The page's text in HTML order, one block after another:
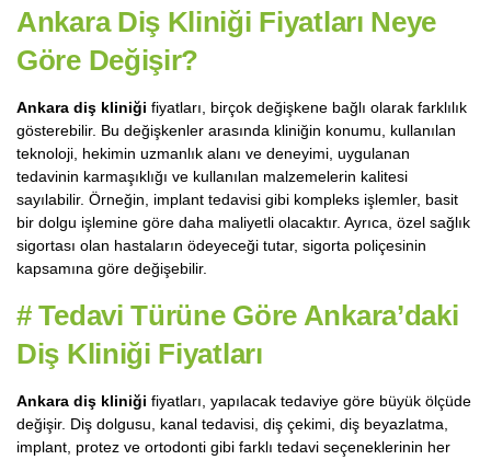
Ankara Diş Kliniği Fiyatları Neye
Göre Değişir?
Ankara diş kliniği fiyatları, birçok değişkene bağlı olarak farklılık
gösterebilir. Bu değişkenler arasında kliniğin konumu, kullanılan
teknoloji, hekimin uzmanlık alanı ve deneyimi, uygulanan
tedavinin karmaşıklığı ve kullanılan malzemelerin kalitesi
sayılabilir. Örneğin, implant tedavisi gibi kompleks işlemler, basit
bir dolgu işlemine göre daha maliyetli olacaktır. Ayrıca, özel sağlık
sigortası olan hastaların ödeyeceği tutar, sigorta poliçesinin
kapsamına göre değişebilir.
#Tedavi Türüne Göre Ankara’daki
Diş Kliniği Fiyatları
Ankara diş kliniği fiyatları, yapılacak tedaviye göre büyük ölçüde
değişir. Diş dolgusu, kanal tedavisi, diş çekimi, diş beyazlatma,
implant, protez ve ortodonti gibi farklı tedavi seçeneklerinin her